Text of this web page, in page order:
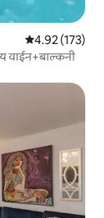
5 पैकी 4.92
4.92 (173)
वाईन+बाल्कनी